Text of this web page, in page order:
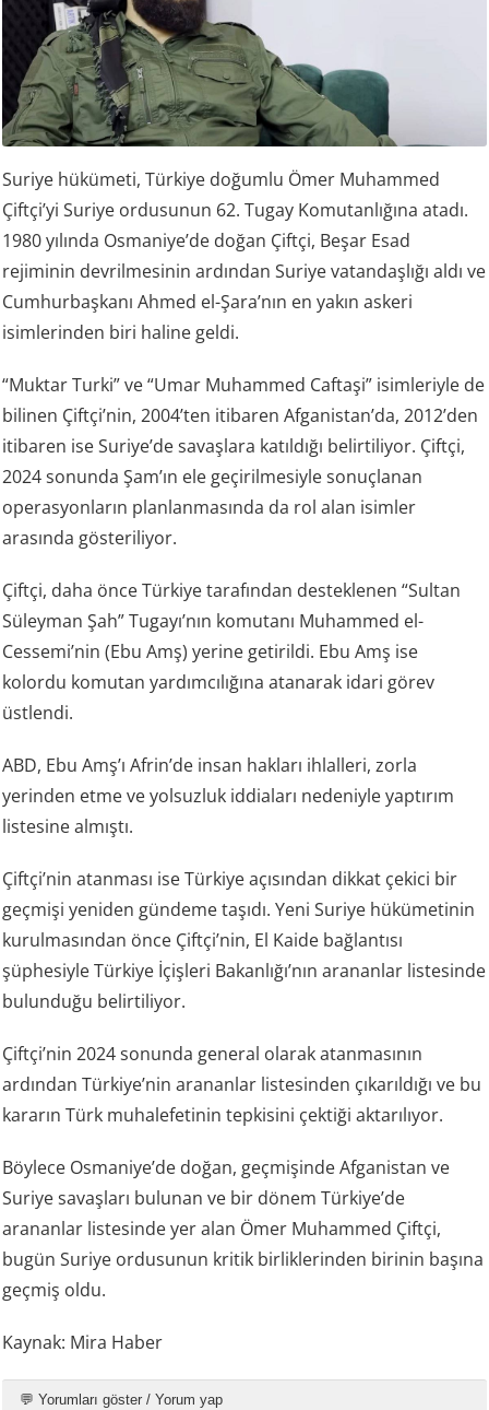
Suriye hükümeti, Türkiye doğumlu Ömer Muhammed
Çiftçi’yi Suriye ordusunun 62. Tugay Komutanlığına atadı.
1980 yılında Osmaniye’de doğan Çiftçi, Beşar Esad
rejiminin devrilmesinin ardından Suriye vatandaşlığı aldı ve
Cumhurbaşkanı Ahmed el-Şara’nın en yakın askeri
isimlerinden biri haline geldi.
“Muktar Turki” ve “Umar Muhammed Caftaşi” isimleriyle de
bilinen Çiftçi’nin, 2004’ten itibaren Afganistan’da, 2012’den
itibaren ise Suriye’de savaşlara katıldığı belirtiliyor. Çiftçi,
2024 sonunda Şam’ın ele geçirilmesiyle sonuçlanan
operasyonların planlanmasında da rol alan isimler
arasında gösteriliyor.
Çiftçi, daha önce Türkiye tarafından desteklenen “Sultan
Süleyman Şah” Tugayı’nın komutanı Muhammed el-
Cessemi’nin (Ebu Amş) yerine getirildi. Ebu Amş ise
kolordu komutan yardımcılığına atanarak idari görev
üstlendi.
ABD, Ebu Amş’ı Afrin’de insan hakları ihlalleri, zorla
yerinden etme ve yolsuzluk iddiaları nedeniyle yaptırım
listesine almıştı.
Çiftçi’nin atanması ise Türkiye açısından dikkat çekici bir
geçmişi yeniden gündeme taşıdı. Yeni Suriye hükümetinin
kurulmasından önce Çiftçi’nin, El Kaide bağlantısı
şüphesiyle Türkiye İçişleri Bakanlığı’nın arananlar listesinde
bulunduğu belirtiliyor.
Çiftçi’nin 2024 sonunda general olarak atanmasının
ardından Türkiye’nin arananlar listesinden çıkarıldığı ve bu
kararın Türk muhalefetinin tepkisini çektiği aktarılıyor.
Böylece Osmaniye’de doğan, geçmişinde Afganistan ve
Suriye savaşları bulunan ve bir dönem Türkiye’de
arananlar listesinde yer alan Ömer Muhammed Çiftçi,
bugün Suriye ordusunun kritik birliklerinden birinin başına
geçmiş oldu.
Kaynak: Mira Haber
💬 Yorumları göster / Yorum yap